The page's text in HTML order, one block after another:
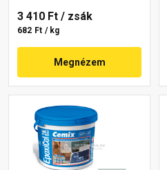
3 410 Ft / zsák
682 Ft / kg
Megnézem